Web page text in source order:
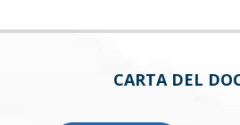
CARTA DEL